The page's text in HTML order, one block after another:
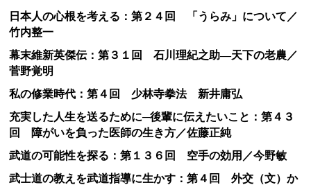
日本人の心根を考える：第２４回 「うらみ」について／
竹内整一
幕末維新英傑伝：第３１回 石川理紀之助―天下の老農／
菅野覚明
私の修業時代：第４回 少林寺拳法 新井庸弘
充実した人生を送るために─後輩に伝えたいこと：第４３
回 障がいを負った医師の生き方／佐藤正純
武道の可能性を探る：第１３６回 空手の効用／今野敏
武士道の教えを武道指導に生かす：第４回 外交（文）か